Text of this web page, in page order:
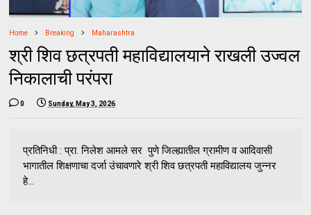
Home Breaking Maharashtra
श्री शिव छत्रपती महाविद्यालयाने राखली उज्वल
निकालाची परंपरा
0 Sunday, May 3, 2026
प्रतिनिधी : प्रा. निलेश आमले सर पुणे जिल्ह्यातील ग्रामीण व आदिवासी
भागातील शिक्षणाचा दर्जा उंचावणारे श्री शिव छत्रपती महाविद्यालय जुन्नर
हे...